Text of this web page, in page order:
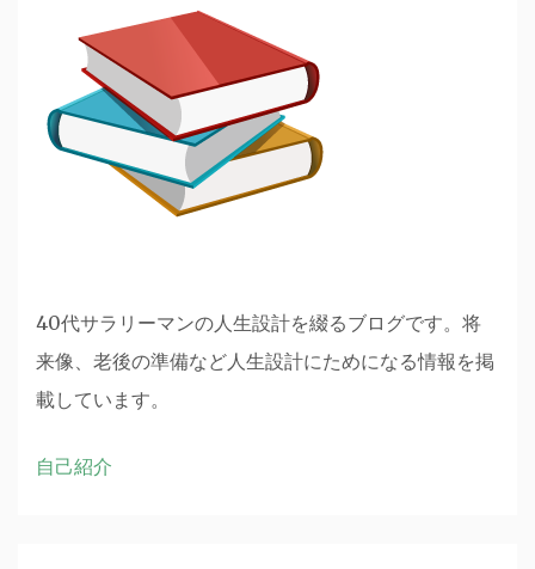
40代サラリーマンの人生設計を綴るブログです。将
来像、老後の準備など人生設計にためになる情報を掲
載しています。
自己紹介